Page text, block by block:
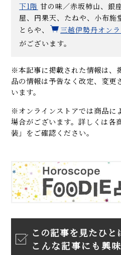
下1階 甘の味／赤坂柿山、銀
屋、円果天、たねや、小布
とらや、
三越伊勢丹オン
がございます。
※本記事に掲載された情報は、
品の情報は予告なく改定、変更
います。
※オンラインストアでは商品に
場合がございます。詳しくは各
装」をご確認ください。
この記事を見たひと
こんな記事にも興